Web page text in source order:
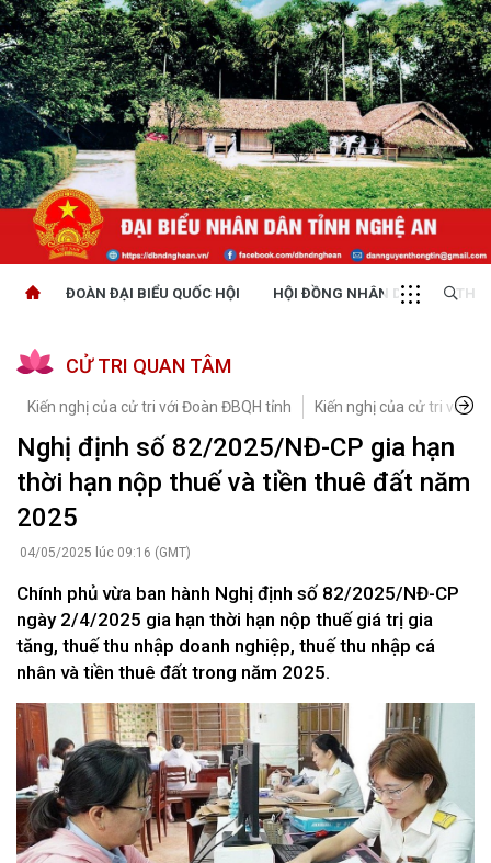
ĐOÀN ĐẠI BIỂU QUỐC HỘI HỘI ĐỒNG NHÂN DÂN
CỬ TRI QUAN TÂM
Kiến nghị của cử tri với Đoàn ĐBQH tỉnh Kiến nghị của cử tri với
Nghị định số 82/2025/NĐ-CP gia hạn
thời hạn nộp thuế và tiền thuê đất năm
2025
04/05/2025 lúc 09:16 (GMT)
Chính phủ vừa ban hành Nghị định số 82/2025/NĐ-CP
ngày 2/4/2025 gia hạn thời hạn nộp thuế giá trị gia
tăng, thuế thu nhập doanh nghiệp, thuế thu nhập cá
nhân và tiền thuê đất trong năm 2025.